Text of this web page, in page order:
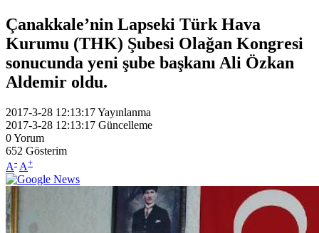
Çanakkale’nin Lapseki Türk Hava
Kurumu (THK) Şubesi Olağan Kongresi
sonucunda yeni şube başkanı Ali Özkan
Aldemir oldu.
2017-3-28 12:13:17Yayınlanma
2017-3-28 12:13:17 Güncelleme
0Yorum
652 Gösterim
A- A+